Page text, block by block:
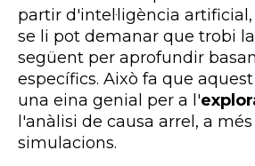
partir d'intel·ligència
se li pot demanar que trobi
següent per aprofundir
específics. Això fa que
una eina genial per a l'
l'anàlisi de causa arrel, a
simulacions.